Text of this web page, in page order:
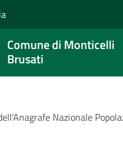
Comune di Monticelli
Brusati
Nazionale